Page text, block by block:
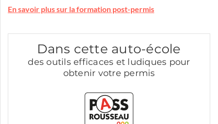
En savoir plus sur la formation post-permis
Dans cette auto-école
des outils efficaces et ludiques pour
obtenir votre permis